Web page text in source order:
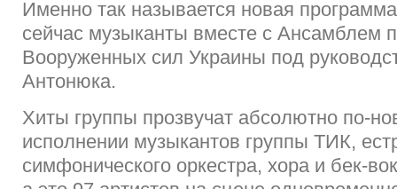
Именно так называется новая
сейчас музыканты вместе с Ансамблем
Вооруженных сил Украины под
Антонюка.
Хиты группы прозвучат абсолютно по-
исполнении музыкантов группы ТИК,
симфонического оркестра, хора и бек-